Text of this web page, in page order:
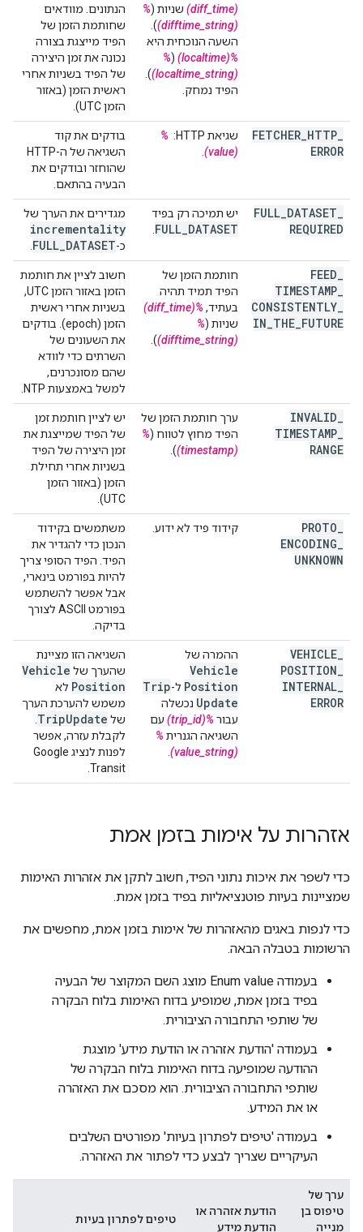
(diff_time)
שניות (%
(difftime_string)
).
השעה הנוכחית היא
%(localtime)
(
%
(localtime_string)
).
הפיד נמחק.
הנתונים. מוודאים
שחותמת הזמן של
הפיד מייצגת בצורה
נכונה את זמן היצירה
של הפיד בשניות אחרי
ראשית הזמן (באזור
הזמן UTC).
FETCHER HTTP
ERROR
שגיאת HTTP: ‏
%
(value)
בודקים את קוד
השגיאה של ה-HTTP
שהוחזר ובודקים את
הבעיה בהתאם.
FULL DATASET
REQUIRED
יש תמיכה רק בפיד
FULL DATASET
מגדירים את הערך של
incrementality
כ- FULL DATASET
FEED
TIMESTAMP
CONSISTENTLY
IN THE FUTURE
חותמת הזמן של
הפיד תמיד תהיה
בעתיד, %(diff_time)
שניות (%
(difftime_string)
).
חשוב לציין את חותמת
הזמן באזור הזמן UTC,
בשניות אחרי ראשית
הזמן (epoch). בודקים
את השעונים של
השרתים כדי לוודא
שהם מסונכרנים,
למשל באמצעות NTP.
INVALID
TIMESTAMP
RANGE
ערך חותמת הזמן של
הפיד מחוץ לטווח (%
(timestamp)
).
יש לציין חותמת זמן
של הפיד שמייצגת את
זמן היצירה של הפיד
בשניות אחרי תחילת
הזמן (באזור הזמן
UTC).
PROTO
ENCODING
UNKNOWN
קידוד פיד לא ידוע.
משתמשים בקידוד
הנכון כדי להגדיר את
הפיד. הפיד הסופי צריך
להיות בפורמט בינארי,
אבל אפשר להשתמש
בפורמט ASCII לצורך
בדיקה.
VEHICLE
POSITION
INTERNAL
ERROR
ההמרה של
Vehicle
Position ל-Trip
Update נכשלה
עבור %(trip_id)
עם
השגיאה הגנרית %
(value_string)
השגיאה הזו מציינת
שהערך של Vehicle
Position לא
משמש להערכת הערך
של
TripUpdate
לקבלת עזרה, אפשר
לפנות לנציג Google
Transit.
אזהרות על אימות בזמן אמת
כדי לשפר את איכות נתוני הפיד, חשוב לתקן את אזהרות האימות
שמציינות בעיות פוטנציאליות בפיד בזמן אמת.
כדי לנפות באגים מהאזהרות של אימות בזמן אמת, מחפשים את
הרשומות בטבלה הבאה.
בעמודה Enum value מוצג השם המקוצר של הבעיה
בפיד בזמן אמת, שמופיע בדוח האימות בלוח הבקרה
של שותפי התחבורה הציבורית.
בעמודה 'הודעת אזהרה או הודעת מידע' מוצגת
ההודעה שמופיעה בדוח האימות בלוח הבקרה של
שותפי התחבורה הציבורית. הוא מסכם את האזהרה
או את המידע.
בעמודה 'טיפים לפתרון בעיות' מפורטים השלבים
העיקריים שצריך לבצע כדי לפתור את האזהרה.
ערך של
טיפוס בן
מנייה
הודעת אזהרה או
הודעת מידע
טיפים לפתרון בעיות